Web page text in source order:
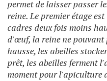
permet de laisser passer
reine. Le premier étage
cadres deux fois moins
d'œuf, la reine ne pouvant
hausse, les abeilles
prêt, les abeilles ferment
moment pour l'apiculture